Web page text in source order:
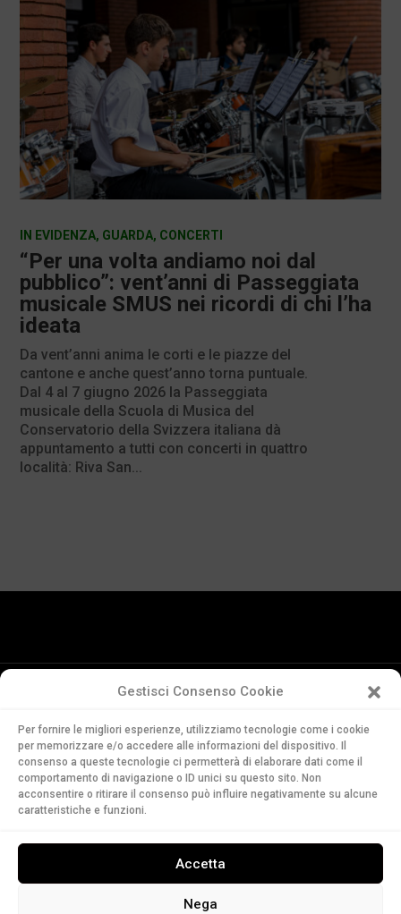
Gestisci Consenso Cookie
Per fornire le migliori esperienze, utilizziamo tecnologie come i cookie
per memorizzare e/o accedere alle informazioni del dispositivo. Il
consenso a queste tecnologie ci permetterà di elaborare dati come il
comportamento di navigazione o ID unici su questo sito. Non
acconsentire o ritirare il consenso può influire negativamente su alcune
caratteristiche e funzioni.
Accetta
Nega
“Per una volta andiamo noi dal
pubblico”: vent’anni di Passeggiata
musicale SMUS nei ricordi di chi l’ha
ideata
IN EVIDENZA, GUARDA, CONCERTI
Da vent’anni anima le corti e le piazze del
cantone e anche quest’anno torna puntuale.
Dal 4 al 7 giugno 2026 la Passeggiata
musicale della Scuola di Musica del
Conservatorio della Svizzera italiana dà
appuntamento a tutti con concerti in quattro
località: Riva San...
della Svizzera Italiana
Via Soldino 9
CH-6900 Lugano
T. +41 91 960 30 40
GUARDA
LEGGI